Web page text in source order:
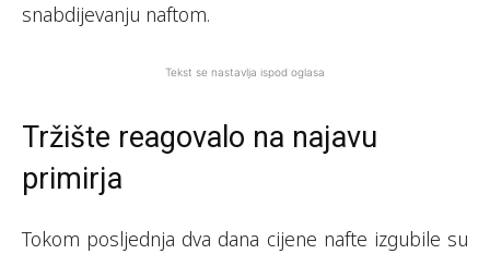
snabdijevanju naftom.
Tekst se nastavlja ispod oglasa
Tržište reagovalo na najavu
primirja
Tokom posljednja dva dana cijene nafte izgubile su